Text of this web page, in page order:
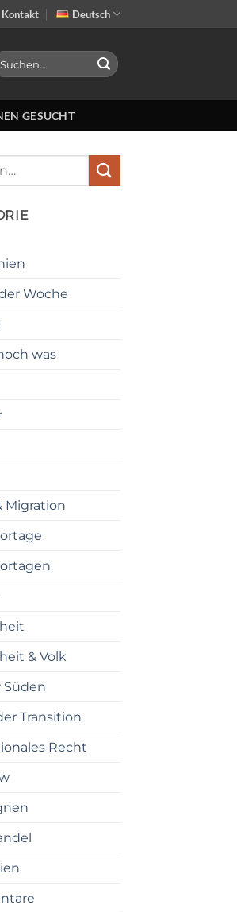
Kontakt Deutsch
GESUCHT
Woche
was
Migration
& Volk
Süden
Transition
Recht